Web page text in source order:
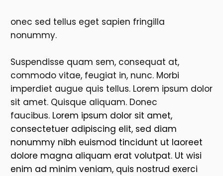
onec sed tellus eget sapien fringilla
nonummy.
Suspendisse quam sem, consequat at,
commodo vitae, feugiat in, nunc. Morbi
imperdiet augue quis tellus. Lorem ipsum dolor
sit amet. Quisque aliquam. Donec
faucibus. Lorem ipsum dolor sit amet,
consectetuer adipiscing elit, sed diam
nonummy nibh euismod tincidunt ut laoreet
dolore magna aliquam erat volutpat. Ut wisi
enim ad minim veniam, quis nostrud exerci